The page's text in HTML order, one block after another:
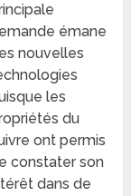
émane
nouvelles
les
du
ont permis
constater son
dans de